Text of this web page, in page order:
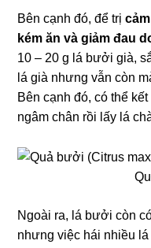
Bên cạnh đó, để trị
kém ăn và giảm đau
10 – 20 g lá bưởi già,
lá già nhưng vẫn còn
Bên cạnh đó, có thể
ngâm chân rồi lấy lá
Ngoài ra, lá bưởi còn
nhưng việc hái nhiều